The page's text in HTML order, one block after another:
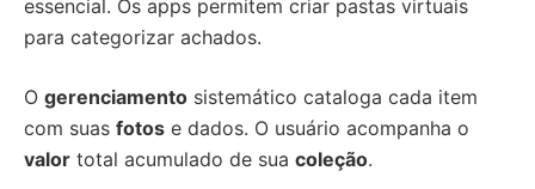
essencial. Os apps permitem criar pastas virtuais
para categorizar achados.
O gerenciamento sistemático cataloga cada item
com suas fotos e dados. O usuário acompanha o
valor total acumulado de sua coleção.